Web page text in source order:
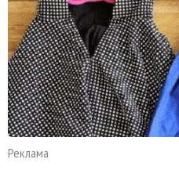
Реклама